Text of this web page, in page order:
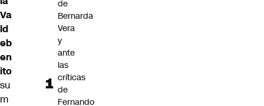
Va
ld
eb
en
ito
su
m
de
Bernarda
Vera
y
ante
las
críticas
de
Fernando